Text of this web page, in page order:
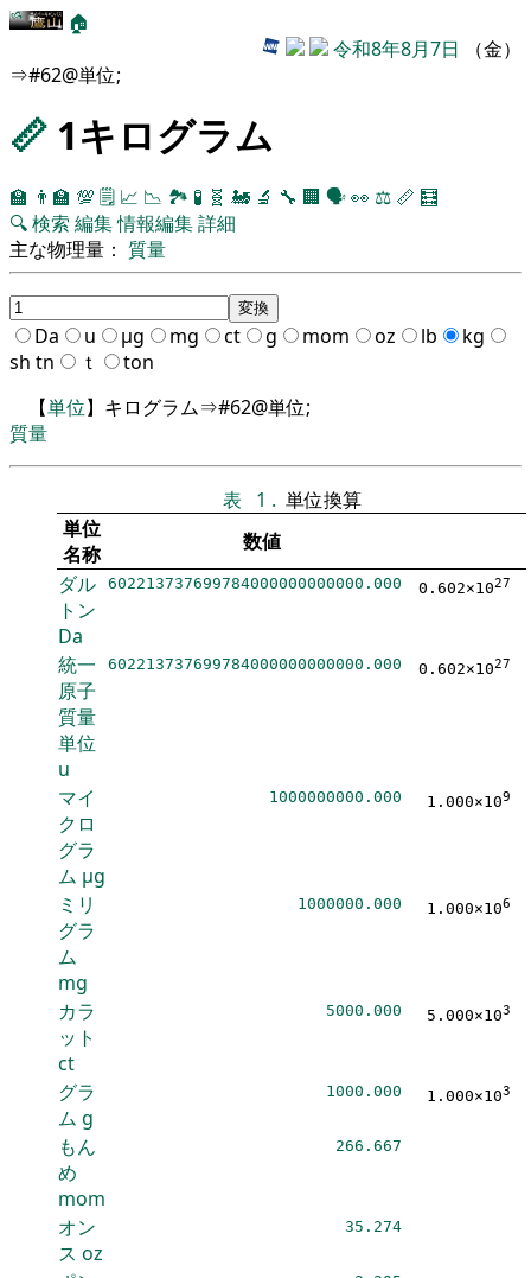
🏠
令和8年8月7日 （金）
⇒#62@単位;
📏 1キログラム
🏫 👨‍🏫 💯 🗒️ 📈 📉 🏞 🧪 🧬 🚂 🔬 🔧 🏢 🗣️👀 ⚖️ 📏 🧮
🔍検索 編集情報編集詳細
主な物理量： 質量
Da u μg mg ct g mom oz lb
kg
sh tn
ｔ
ton
【単位】キログラム⇒#62@単位;
質量
表 1 . 単位換算
単位
名称
数値
ダル
トン
Da
602213737699784000000000000.000 0.602×1027
統一
原子
質量
単位
u
602213737699784000000000000.000 0.602×1027
マイ
クロ
グラ
ム μg
1000000000.000 1.000×109
ミリ
グラ
ム
mg
1000000.000 1.000×106
カラ
ット
ct
5000.000 5.000×103
グラ
ム g
1000.000 1.000×103
もん
め
mom
266.667
オン
ス oz
35.274